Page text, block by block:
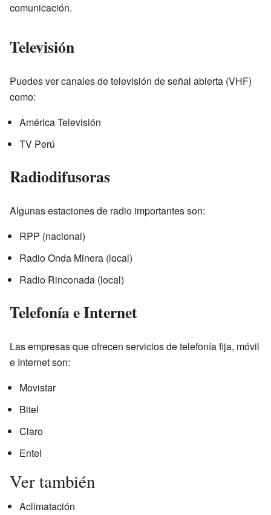
comunicación.
Televisión
Puedes ver canales de televisión de señal abierta (VHF)
como:
América Televisión
TV Perú
Radiodifusoras
Algunas estaciones de radio importantes son:
RPP (nacional)
Radio Onda Minera (local)
Radio Rinconada (local)
Telefonía e Internet
Las empresas que ofrecen servicios de telefonía fija, móvil
e Internet son:
Movistar
Bitel
Claro
Entel
Ver también
Aclimatación